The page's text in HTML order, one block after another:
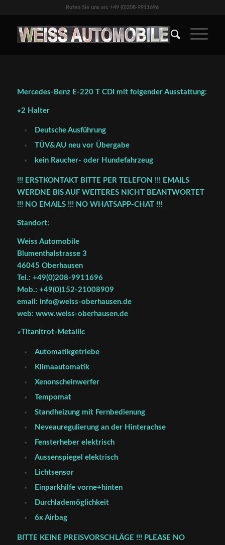
Rufen Sie uns an: +49 (0)208-9911696
Mercedes-Benz E-220 T CDI mit folgender Ausstattung:
∗2 Halter
Deutsche Ausführung
TÜV&AU neu vor Übergabe
kein Raucher- oder Hundefahrzeug
!!! ERSTKONTAKT BITTE PER TELEFON !!! EMAILS
WERDNE BIS AUF WEITERES NICHT BEANTWORTET
!!! NO EMAILS !!! NO WHATSAPP-CHAT !!!
Standort:
Weiss Automobile
Blumenthalstrasse 3
46045 Oberhausen
Tel.: +49(0)208-9911696
Mob.: +49(0)152-21008909
email: info@weiss-oberhausen.de
web: www.weiss-oberhausen.de
∗Titanitrot-Metallic
Automatikgetriebe
Klimaautomatik
Xenonscheinwerfer
Tempomat
Standheizung mit Fernbedienung
Neveauregulierung an der Hinterachse
Fensterheber elektrisch
Aussenspiegel elektrisch
Lichtsensor
Einparkhilfe vorne+hinten
Durchlademöglichkeit
6x Airbag
BITTE KEINE PREISVORSCHLÄGE !!! PLEASE NO